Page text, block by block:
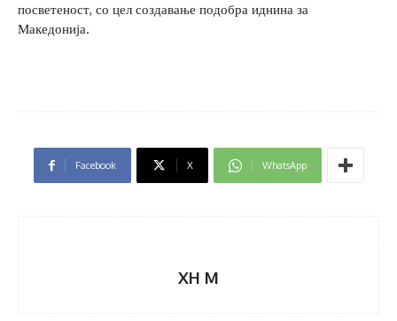
посветеност, со цел создавање подобра иднина за
Македонија.
Facebook X WhatsApp
XH M